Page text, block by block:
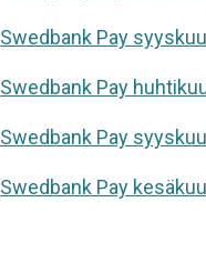
Swedbank Pay
Swedbank Pay
Swedbank Pay
Swedbank Pay